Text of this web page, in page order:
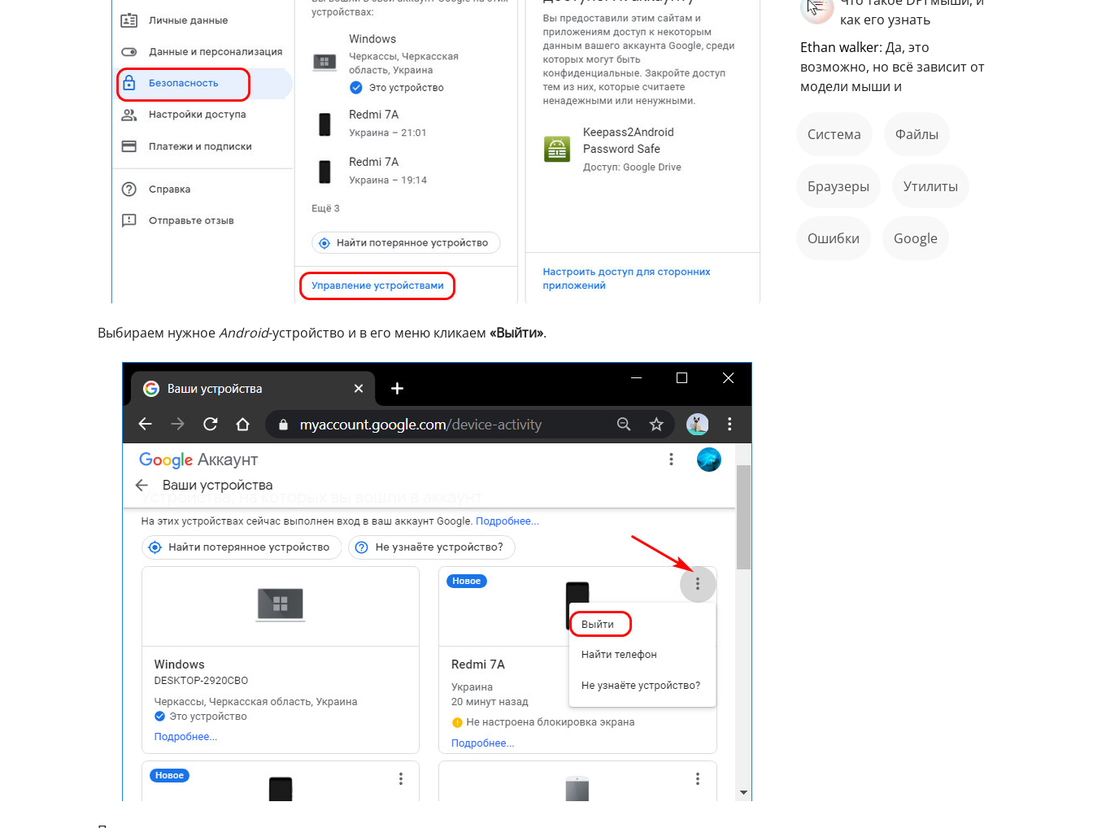
Выбираем нужноеAndroid-устройство и в его меню кликаем «Выйти».
как его узнать
ethan walker: Да, это
возможно, но всё зависит от
модели мыши и
Система файлы
Браузеры Утилиты
ошибки Google